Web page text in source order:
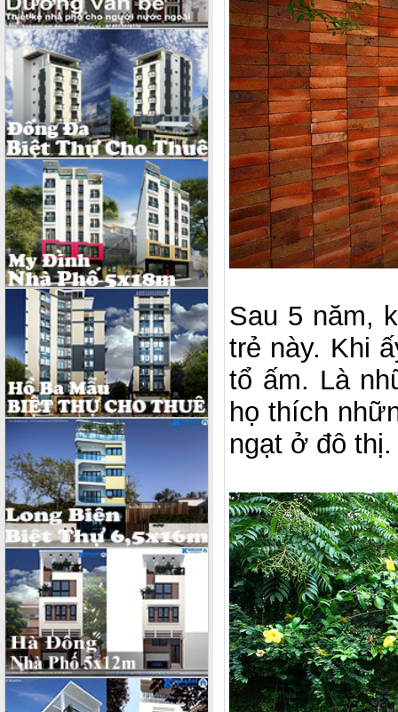
Sau 5 năm,
trẻ này. Khi
tổ ấm. Là
họ thích
ngạt ở đô thị.